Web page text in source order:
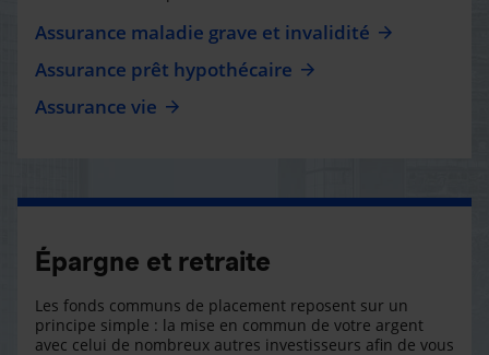
Assurance maladie grave et invalidité
Assurance prêt hypothécaire
Assurance vie
Épargne et retraite
Les fonds communs de placement reposent sur un
principe simple : la mise en commun de votre argent
avec celui de nombreux autres investisseurs afin de vous